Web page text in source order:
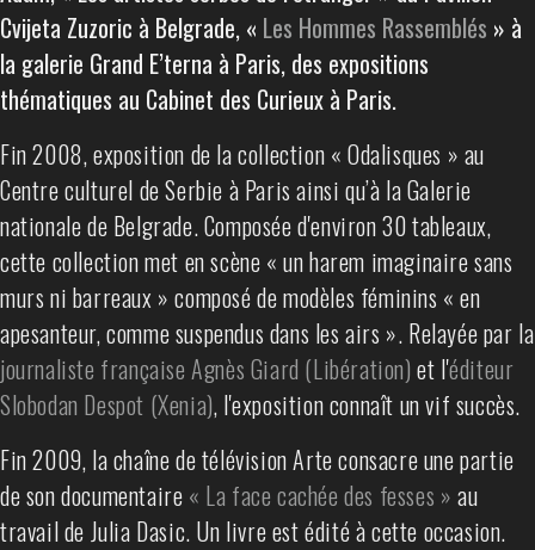
Cvijeta Zuzoric à Belgrade, « Les Hommes Rassemblés » à
la galerie Grand E’terna à Paris, des expositions
thématiques au Cabinet des Curieux à Paris.
Fin 2008, exposition de la collection « Odalisques » au
Centre culturel de Serbie à Paris ainsi qu’à la Galerie
nationale de Belgrade. Composée d'environ 30 tableaux,
cette collection met en scène « un harem imaginaire sans
murs ni barreaux » composé de modèles féminins « en
apesanteur, comme suspendus dans les airs ». Relayée par la
journaliste française Agnès Giard (Libération) et l'éditeur
Slobodan Despot (Xenia), l'exposition connaît un vif succès.
Fin 2009, la chaîne de télévision Arte consacre une partie
de son documentaire « La face cachée des fesses » au
travail de Julia Dasic. Un livre est édité à cette occasion.